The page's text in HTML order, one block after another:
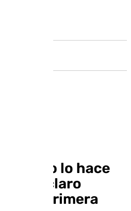
si no lo hace
es un claro
a Primera